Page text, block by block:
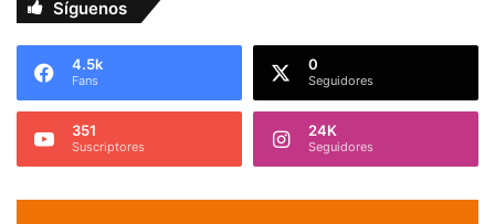
Síguenos
4.5k
Fans
0
Seguidores
351
Suscriptores
24K
Seguidores